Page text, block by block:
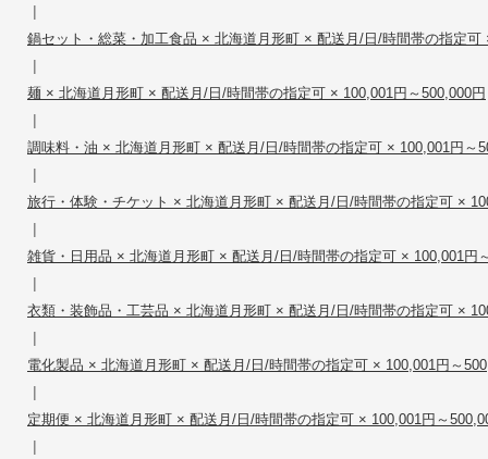
|
鍋セット・総菜・加工食品 × 北海道月形町 × 配送月/日/時間帯の指定可
|
麺 × 北海道月形町 × 配送月/日/時間帯の指定可 × 100,001円～500,000円
|
調味料・油 × 北海道月形町 × 配送月/日/時間帯の指定可 × 100,001円～
|
旅行・体験・チケット × 北海道月形町 × 配送月/日/時間帯の指定可 ×
|
雑貨・日用品 × 北海道月形町 × 配送月/日/時間帯の指定可 × 100,001円
|
衣類・装飾品・工芸品 × 北海道月形町 × 配送月/日/時間帯の指定可 ×
|
電化製品 × 北海道月形町 × 配送月/日/時間帯の指定可 × 100,001円～
|
定期便 × 北海道月形町 × 配送月/日/時間帯の指定可 × 100,001円～
|